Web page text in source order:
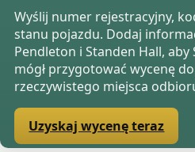
Wyślij numer rejestracyjny,
stanu pojazdu. Dodaj
Pendleton i Standen Hall, aby
mógł przygotować wycenę
rzeczywistego miejsca
Uzyskaj wycenę teraz